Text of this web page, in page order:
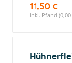
11,50 €
inkl. Pfand (0,00